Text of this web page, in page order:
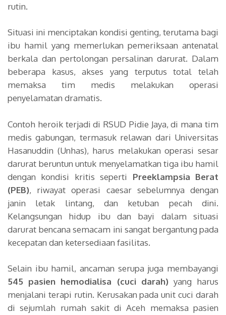
rutin.
Situasi ini menciptakan kondisi genting, terutama bagi
ibu hamil yang memerlukan pemeriksaan antenatal
berkala dan pertolongan persalinan darurat. Dalam
beberapa kasus, akses yang terputus total telah
memaksa tim medis melakukan operasi
penyelamatan dramatis.
Contoh heroik terjadi di RSUD Pidie Jaya, di mana tim
medis gabungan, termasuk relawan dari Universitas
Hasanuddin (Unhas), harus melakukan operasi sesar
darurat beruntun untuk menyelamatkan tiga ibu hamil
dengan kondisi kritis seperti Preeklampsia Berat
(PEB), riwayat operasi caesar sebelumnya dengan
janin letak lintang, dan ketuban pecah dini.
Kelangsungan hidup ibu dan bayi dalam situasi
darurat bencana semacam ini sangat bergantung pada
kecepatan dan ketersediaan fasilitas.
Selain ibu hamil, ancaman serupa juga membayangi
545 pasien hemodialisa (cuci darah) yang harus
menjalani terapi rutin. Kerusakan pada unit cuci darah
di sejumlah rumah sakit di Aceh memaksa pasien